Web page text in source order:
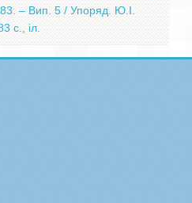
– Вип. 5 / Упоряд. Ю.І.
с., іл.